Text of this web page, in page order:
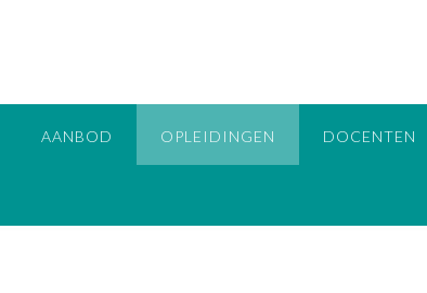
AANBOD OPLEIDINGEN DOCENTEN